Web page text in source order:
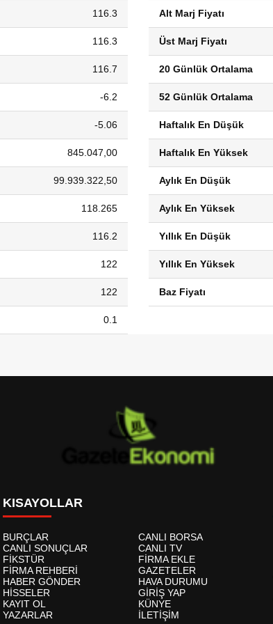
116.3
116.3
116.7
-6.2
-5.06
845.047,00
99.939.322,50
118.265
116.2
122
122
0.1
Alt Marj Fiyatı
Üst Marj Fiyatı
20 Günlük Ortalama
52 Günlük Ortalama
Haftalık En Düşük
Haftalık En Yüksek
Aylık En Düşük
Aylık En Yüksek
Yıllık En Düşük
Yıllık En Yüksek
Baz Fiyatı
KISAYOLLAR
BURÇLAR
CANLI BORSA
CANLI SONUÇLAR
CANLI TV
FİKSTÜR
FİRMA EKLE
FİRMA REHBERİ
GAZETELER
HABER GÖNDER
HAVA DURUMU
HİSSELER
GİRİŞ YAP
KAYIT OL
KÜNYE
YAZARLAR
İLETİŞİM